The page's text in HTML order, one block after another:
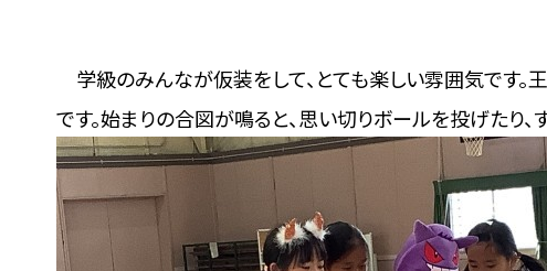
学級のみんなが仮装をして、とても楽しい雰囲気です。
です。始まりの合図が鳴ると、思い切りボールを投げたり